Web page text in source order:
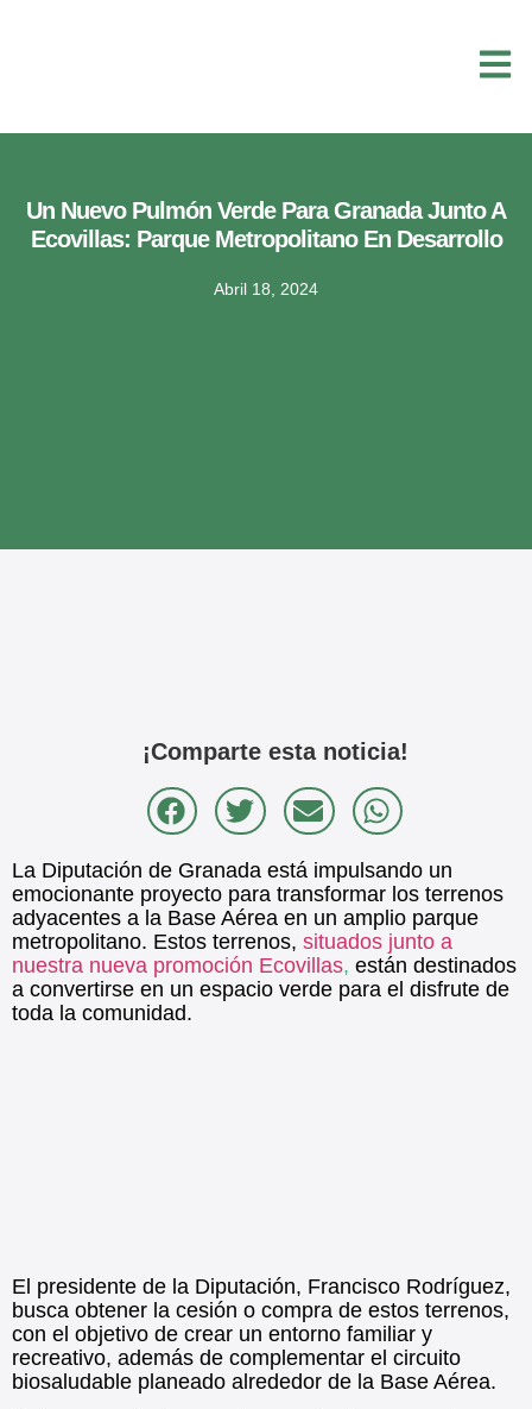
Un Nuevo Pulmón Verde Para Granada Junto A
Ecovillas: Parque Metropolitano En Desarrollo
Abril 18, 2024
¡Comparte esta noticia!
La Diputación de Granada está impulsando un
emocionante proyecto para transformar los terrenos
adyacentes a la Base Aérea en un amplio parque
metropolitano. Estos terrenos, situados junto a
nuestra nueva promoción Ecovillas, están destinados
a convertirse en un espacio verde para el disfrute de
toda la comunidad.
El presidente de la Diputación, Francisco Rodríguez,
busca obtener la cesión o compra de estos terrenos,
con el objetivo de crear un entorno familiar y
recreativo, además de complementar el circuito
biosaludable planeado alrededor de la Base Aérea.